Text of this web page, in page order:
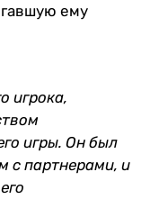
ему
игрока,
игры. Он был
с партнерами, и